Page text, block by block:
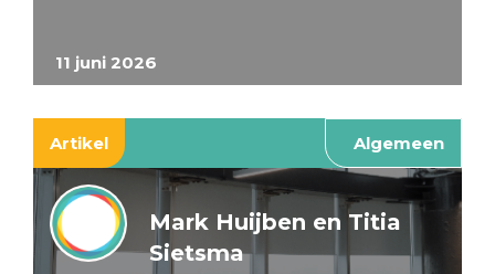
11 juni 2026
Artikel Algemeen
Mark Huijben en Titia
Sietsma